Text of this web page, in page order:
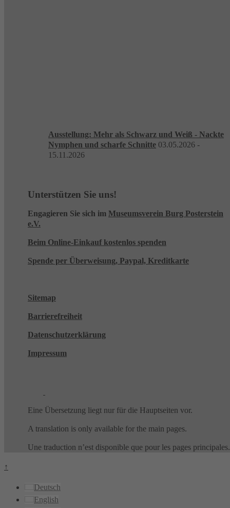
Ausstellung: Mehr als Schwarz und Weiß - Nackte
Nymphen und scharfe Schnitte 03.05.2026 -
15.11.2026
Unterstützen Sie uns!
Engagieren Sie sich im Museumsverein Burg Posterstein
e.V.
Beim Online-Einkauf kostenlos spenden
Spende per Überweisung, Paypal, Kreditkarte
Sitemap
Barrierefreiheit
Datenschutzerklärung
Impressum
Eine Übersetzung liegt nur für die Hauptseiten vor.
A translation is only available for the main pages.
Une traduction n’est disponible que pour les pages principales.
↑
Deutsch
English